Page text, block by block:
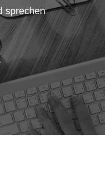
sprechen